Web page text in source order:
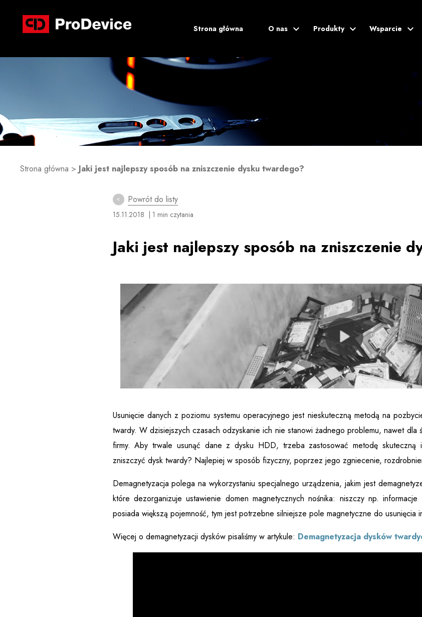
Strona główna O nas Produkty Wsparcie
Strona główna > Jaki jest najlepszy sposób na zniszczenie dysku twardego?
Powrót do listy
15.11.2018 | 1 min czytania
Jaki jest najlepszy sposób na zniszczenie
Usunięcie danych z poziomu systemu operacyjnego jest nieskuteczną metodą na
twardy. W dzisiejszych czasach odzyskanie ich nie stanowi żadnego problemu, nawet dla
firmy. Aby trwale usunąć dane z dysku HDD, trzeba zastosować metodę
zniszczyć dysk twardy? Najlepiej w sposób fizyczny, poprzez jego zgniecenie,
Demagnetyzacja polega na wykorzystaniu specjalnego urządzenia, jakim jest
które dezorganizuje ustawienie domen magnetycznych nośnika: niszczy np.
posiada większą pojemność, tym jest potrzebne silniejsze pole magnetyczne do usunięcia
Więcej o demagnetyzacji dysków pisaliśmy w artykule: Demagnetyzacja dysków